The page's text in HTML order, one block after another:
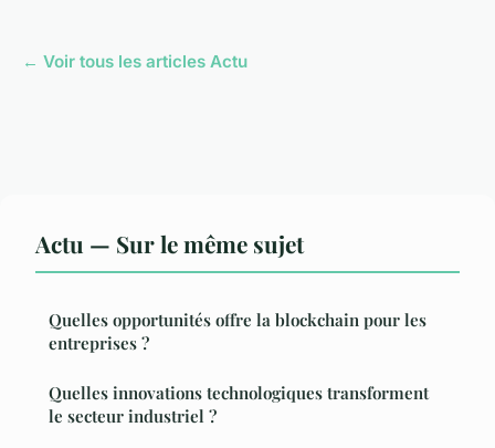
← Voir tous les articles Actu
Actu — Sur le même sujet
Quelles opportunités offre la blockchain pour les
entreprises ?
Quelles innovations technologiques transforment
le secteur industriel ?